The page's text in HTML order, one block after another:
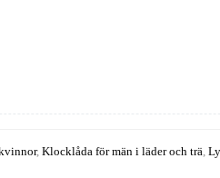
, Klocklåda för män i läder och trä